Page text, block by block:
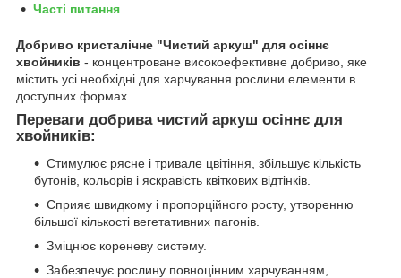
Часті питання
Добриво кристалічне "Чистий аркуш" для осіннє
хвойників - концентроване високоефективне добриво, яке
містить усі необхідні для харчування рослини елементи в
доступних формах.
Переваги добрива чистий аркуш осіннє для
хвойників:
Стимулює рясне і тривале цвітіння, збільшує кількість
бутонів, кольорів і яскравість квіткових відтінків.
Сприяє швидкому і пропорційного росту, утворенню
більшої кількості вегетативних пагонів.
Зміцнює кореневу систему.
Забезпечує рослину повноцінним харчуванням,